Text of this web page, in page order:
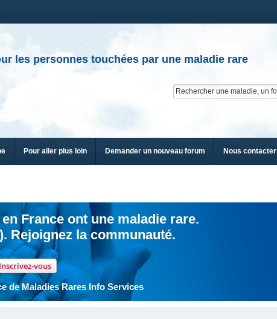
les personnes touchées par une maladie rare
Pour aller plus loin Demander un nouveau forum Nous contacter
France ont une maladie rare.
Rejoignez la communauté.
Inscrivez-vous
de Maladies Rares Info Services